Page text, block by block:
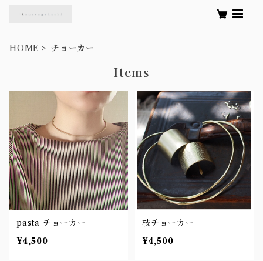
HOME チョーカー
Items
pasta チョーカー
¥4,500
枝チョーカー
¥4,500